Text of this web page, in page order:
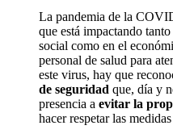
La pandemia de la
que está impactando tanto
social como en el
personal de salud para
este virus, hay que
de seguridad que, día y
presencia a evitar la
hacerrespetarlas medidas